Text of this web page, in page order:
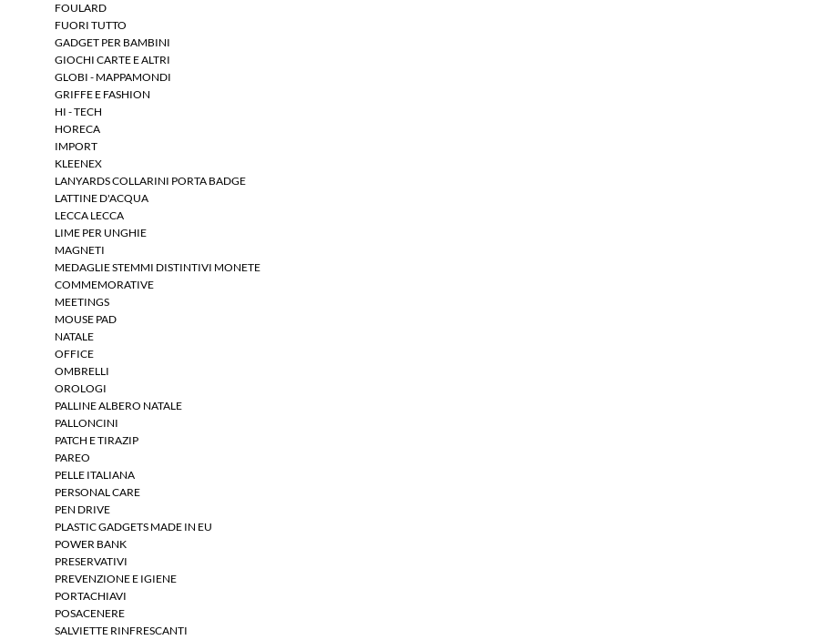
FOULARD
FUORI TUTTO
GADGET PER BAMBINI
GIOCHI CARTE E ALTRI
GLOBI - MAPPAMONDI
GRIFFE E FASHION
HI - TECH
HORECA
IMPORT
KLEENEX
LANYARDS COLLARINI PORTA BADGE
LATTINE D'ACQUA
LECCA LECCA
LIME PER UNGHIE
MAGNETI
MEDAGLIE STEMMI DISTINTIVI MONETE
COMMEMORATIVE
MEETINGS
MOUSE PAD
NATALE
OFFICE
OMBRELLI
OROLOGI
PALLINE ALBERO NATALE
PALLONCINI
PATCH E TIRAZIP
PAREO
PELLE ITALIANA
PERSONAL CARE
PEN DRIVE
PLASTIC GADGETS MADE IN EU
POWER BANK
PRESERVATIVI
PREVENZIONE E IGIENE
PORTACHIAVI
POSACENERE
SALVIETTE RINFRESCANTI